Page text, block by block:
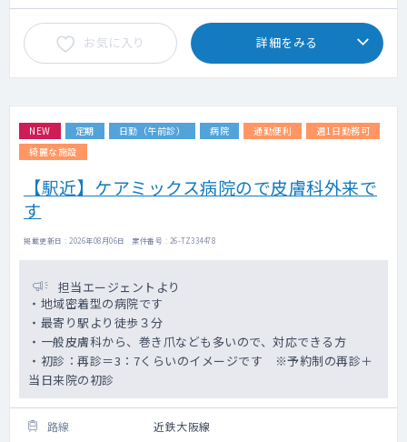
お気に入り 詳細をみる
NEW 定期 日勤（午前診） 病院 通勤便利
週1日勤務可
綺麗な施設
【駅近】ケアミックス病院ので皮膚科外来で
す
掲載更新日 : 2026年08月06日 案件番号 : 26-TZ334478
担当エージェントより
・地域密着型の病院です
・最寄り駅より徒歩３分
・一般皮膚科から、巻き爪なども多いので、対応できる方
・初診：再診＝3：7くらいのイメージです ※予約制の再診＋
当日来院の初診
路線 近鉄大阪線